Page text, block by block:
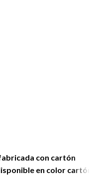
con cartón
en color cartón